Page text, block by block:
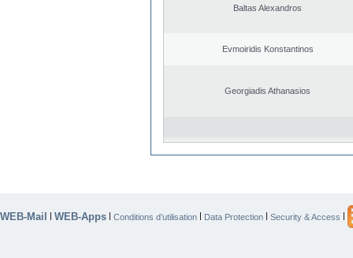
Baltas Alexandros
Evmoiridis Konstantinos
Georgiadis Athanasios
WEB-Mail | WEB-Apps | Conditions d’utilisation | Data Protection | Security & Access |